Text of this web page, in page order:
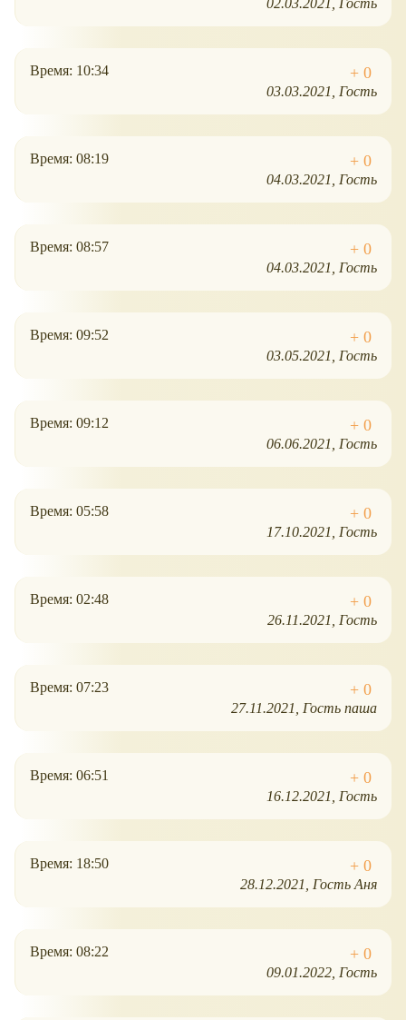
02.03.2021 Гость
Время: 10:34
03.03.2021
Гость
Время: 08:19
04.03.2021
Гость
Время: 08:57
04.03.2021
Гость
Время: 09:52
03.05.2021
Гость
Время: 09:12
06.06.2021
Гость
Время: 05:58
17.10.2021
Гость
Время: 02:48
26.11.2021
Гость
Время: 07:23
27.11.2021
Гость паша
Время: 06:51
16.12.2021
Гость
Время: 18:50
28.12.2021
Гость Аня
Время: 08:22
09.01.2022 Гость